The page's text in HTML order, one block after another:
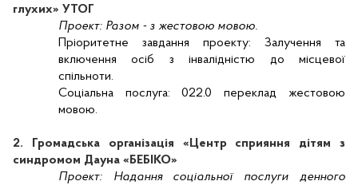
глухих» УТОГ
Проект: Разом - з жестовою мовою.
Пріоритетне завдання проекту: Залучення та
включення осіб з інвалідністю до місцевої
спільноти.
Соціальна послуга: 022.0 переклад жестовою
мовою.
2. Громадська організація «Центр сприяння дітям з
синдромом Дауна «БЕБІКО»
Проект:
Надання соціальної послуги денного